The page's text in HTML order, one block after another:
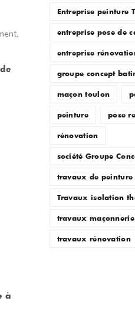
,
à
Entreprise peinture
entreprise pose de
entreprise
groupe concept
maçon toulon
peinture pose
rénovation
société Groupe
travaux de peinture
Travaux isolation
travaux maçonnerie
travaux rénovation